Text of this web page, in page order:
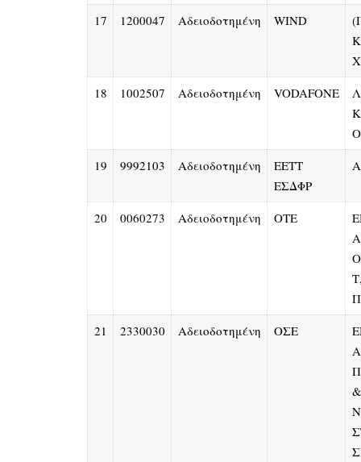
17 1200047 Αδειοδοτημένη WIND
18
1002507 Αδειοδοτημένη VODAFONE
19
9992103 Αδειοδοτημένη
EETT
ΕΣΔΦΡ
20 0060273 Αδειοδοτημένη OTE
21
2330030 Αδειοδοτημένη ΟΣΕ